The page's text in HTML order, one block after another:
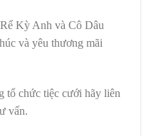
Kỳ Anh và Cô Dâu
và yêu thương mãi
tổ chức tiệc cưới hãy liên
vấn.